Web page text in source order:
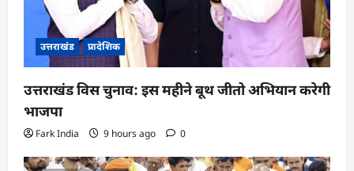
उत्तराखंड प्रादेशिक
उत्तराखंड विस चुनाव: इस महीने बूथ जीतो अभियान करेगी
भाजपा
Fark India 9 hours ago 0